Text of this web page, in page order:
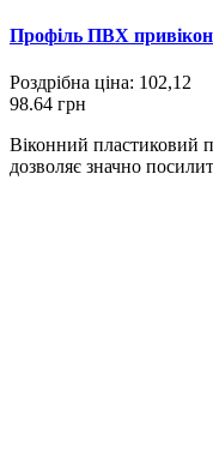
Профіль ПВХ
Роздрібна ціна: 102,12
98.64 грн
Віконний пластиковий
дозволяє значно